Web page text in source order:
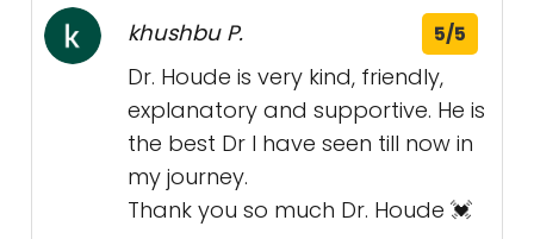
khushbu P. 5/5
Dr. Houde is very kind, friendly,
explanatory and supportive. He is
the best Dr I have seen till now in
my journey.
Thank you so much Dr. Houde 💓